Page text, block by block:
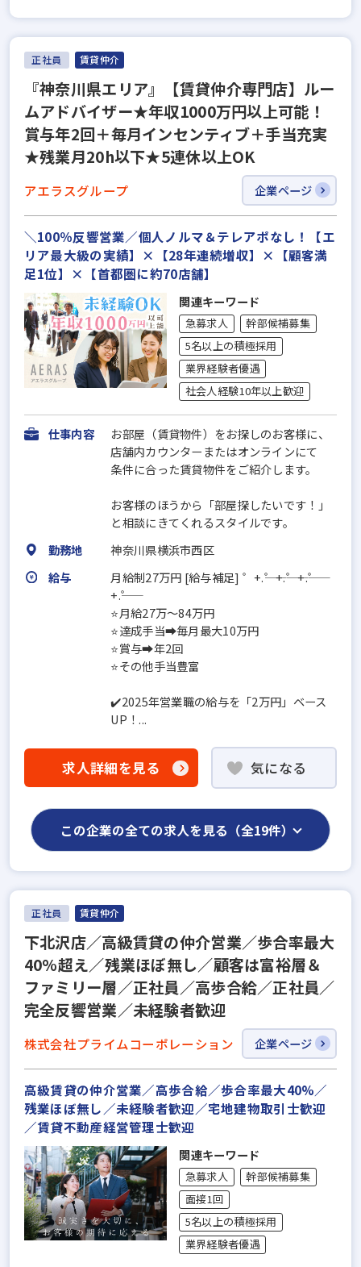
正社員 賃貸仲介
『神奈川県エリア』【賃貸仲介専門店】ルー
ムアドバイザー★年収1000万円以上可能！
賞与年2回＋毎月インセンティブ＋手当充実
★残業月20h以下★5連休以上OK
アエラスグループ 企業ページ
＼100％反響営業／個人ノルマ＆テレアポなし！【エ
リア最大級の実績】×【28年連続増収】×【顧客満
足1位】×【首都圏に約70店舗】
関連キーワード
急募求人
幹部候補募集
5名以上の積極採用
業界経験者優遇
社会人経験10年以上歓迎
仕事内容
お部屋（賃貸物件）をお探しのお客様に、
店舗内カウンターまたはオンラインにて
条件に合った賃貸物件をご紹介します。
お客様のほうから「部屋探したいです！」
と相談にきてくれるスタイルです。
勤務地
神奈川県横浜市西区
給与
月給制27万円 [給与補足] ゜+.――゜+.――゜+.――゜
+.――゜
⭐月給27万～84万円
⭐達成手当➡毎月最大10万円
⭐賞与➡年2回
⭐その他手当豊富
✔️2025年営業職の給与を「2万円」ベース
UP！...
求人詳細を見る 気になる
この企業の全ての求人を見る（全19件）
正社員 賃貸仲介
下北沢店／高級賃貸の仲介営業／歩合率最大
40%超え／残業ほぼ無し／顧客は富裕層＆
ファミリー層／正社員／高歩合給／正社員／
完全反響営業／未経験者歓迎
株式会社プライムコーポレーション 企業ページ
高級賃貸の仲介営業／高歩合給／歩合率最大40%／
残業ほぼ無し／未経験者歓迎／宅地建物取引士歓迎
／賃貸不動産経営管理士歓迎
関連キーワード
急募求人
幹部候補募集
面接1回
5名以上の積極採用
業界経験者優遇